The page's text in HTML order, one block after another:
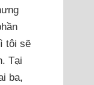
tôi sẽ
Tại
ba,